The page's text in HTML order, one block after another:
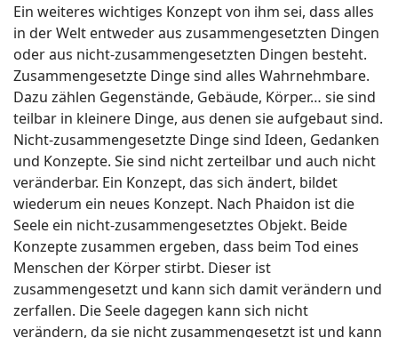
Ein weiteres wichtiges Konzept von ihm sei, dass alles
in der Welt entweder aus zusammengesetzten Dingen
oder aus nicht-zusammengesetzten Dingen besteht.
Zusammengesetzte Dinge sind alles Wahrnehmbare.
Dazu zählen Gegenstände, Gebäude, Körper… sie sind
teilbar in kleinere Dinge, aus denen sie aufgebaut sind.
Nicht-zusammengesetzte Dinge sind Ideen, Gedanken
und Konzepte. Sie sind nicht zerteilbar und auch nicht
veränderbar. Ein Konzept, das sich ändert, bildet
wiederum ein neues Konzept. Nach Phaidon ist die
Seele ein nicht-zusammengesetztes Objekt. Beide
Konzepte zusammen ergeben, dass beim Tod eines
Menschen der Körper stirbt. Dieser ist
zusammengesetzt und kann sich damit verändern und
zerfallen. Die Seele dagegen kann sich nicht
verändern, da sie nicht zusammengesetzt ist und kann